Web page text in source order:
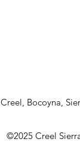
Creel, Bocoyna,
©2025 Creel